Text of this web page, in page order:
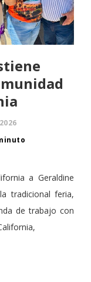
a Geraldine
tradicional feria,
de trabajo con